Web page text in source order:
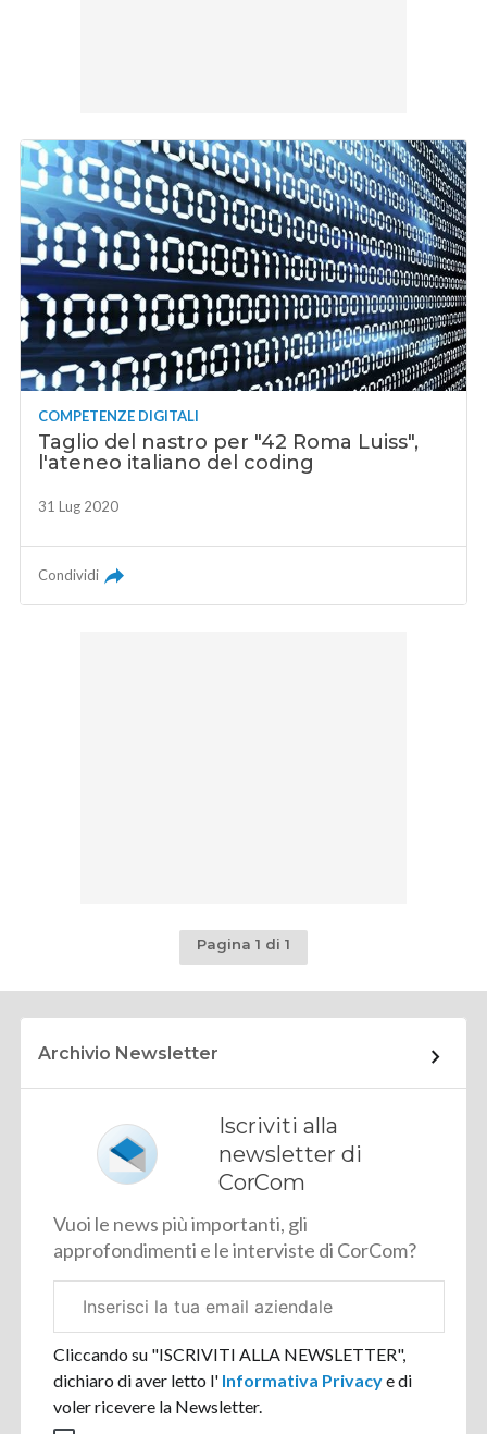
COMPETENZE DIGITALI
Taglio del nastro per "42 Roma Luiss",
l'ateneo italiano del coding
31 Lug 2020
Condividi
Pagina 1 di 1
Archivio Newsletter
Iscriviti alla
newsletter di
CorCom
Vuoi le news più importanti, gli
approfondimenti e le interviste di CorCom?
aziendale
Cliccando su "ISCRIVITI ALLA NEWSLETTER",
dichiaro di aver letto l' Informativa Privacye di
voler ricevere la Newsletter.